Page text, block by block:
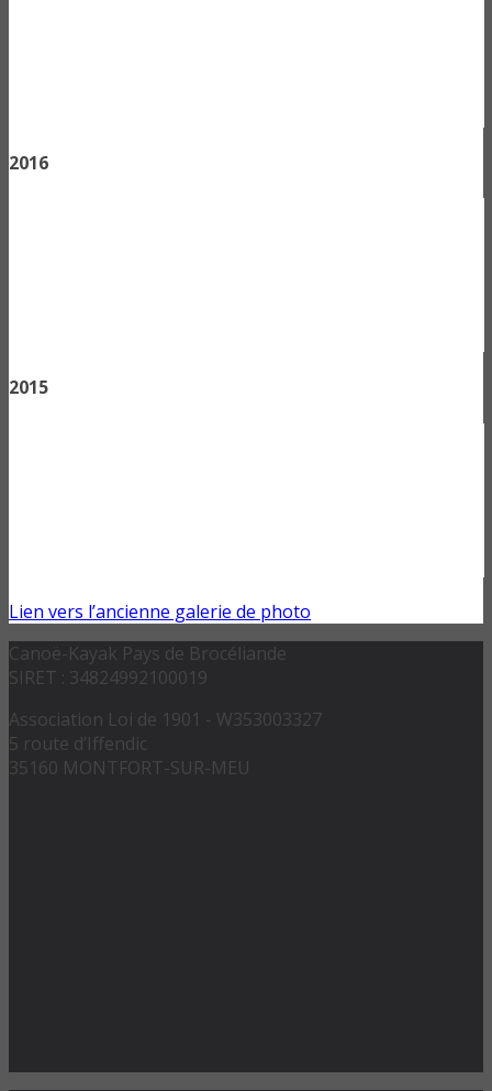
2016
2015
Lien vers l’ancienne galerie de photo
Canoë-Kayak Pays de Brocéliande
SIRET : 34824992100019
Association Loi de 1901 - W353003327
5 route d’Iffendic
35160 MONTFORT-SUR-MEU